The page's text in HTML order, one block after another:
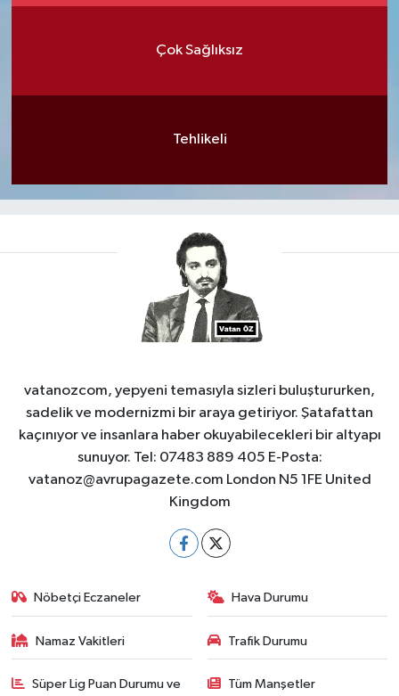
Çok Sağlıksız
Tehlikeli
vatanozcom, yepyeni temasıyla sizleri buluştururken,
sadelik ve modernizmi bir araya getiriyor. Şatafattan
kaçınıyor ve insanlara haber okuyabilecekleri bir altyapı
sunuyor. Tel: 07483 889 405 E-Posta:
vatanoz@avrupagazete.com London N5 1FE United
Kingdom
Nöbetçi Eczaneler Hava Durumu
Namaz Vakitleri Trafik Durumu
Süper Lig Puan Durumu ve Tüm Manşetler